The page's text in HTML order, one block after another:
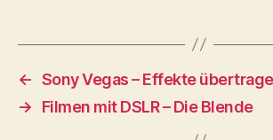
← Sony Vegas – Effekte
→
Filmen mit DSLR – Die Blende